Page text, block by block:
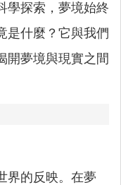
學探索，夢境始終
是什麼？它與我們
開夢境與現實之間
界的反映。在夢